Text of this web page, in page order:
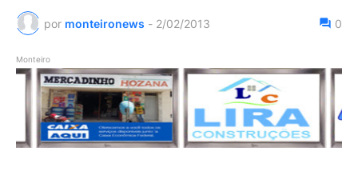
por monteironews - 2/02/2013 0
Monteiro